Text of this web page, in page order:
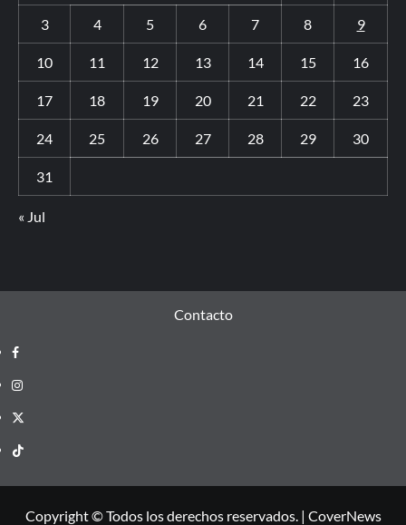
3 4 5 6 7 8 9
10 11 12 13 14 15 16
17 18 19 20 21 22 23
24 25 26 27 28 29 30
31
« Jul
Contacto
Copyright © Todos los derechos reservados. | CoverNews